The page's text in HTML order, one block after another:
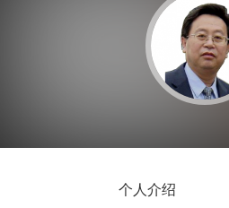
个人介绍